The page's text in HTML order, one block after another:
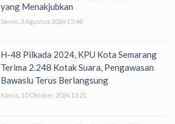
yang Menakjubkan
Senin, 3 Agustus 2026 15:48
H-48 Pilkada 2024, KPU Kota Semarang
Terima 2.248 Kotak Suara, Pengawasan
Bawaslu Terus Berlangsung
Kamis, 10 Oktober 2024 13:21